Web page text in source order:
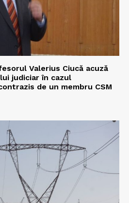
Valerius Ciucă acuză
judiciar în cazul
de un membru CSM